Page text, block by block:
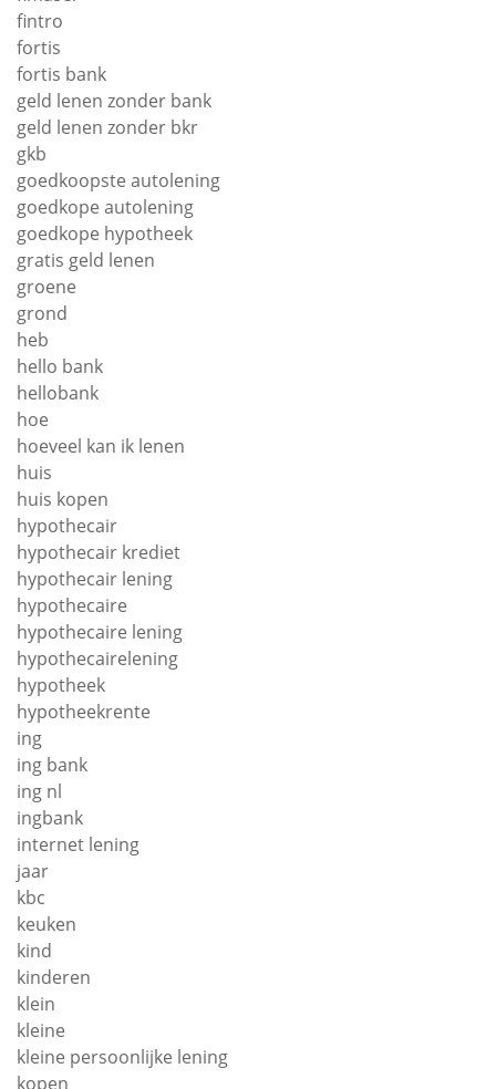
fintro
fortis
fortis bank
geld lenen zonder bank
geld lenen zonder bkr
gkb
goedkoopste autolening
goedkope autolening
goedkope hypotheek
gratis geld lenen
groene
grond
heb
hello bank
hellobank
hoe
hoeveel kan ik lenen
huis
huis kopen
hypothecair
hypothecair krediet
hypothecair lening
hypothecaire
hypothecaire lening
hypothecairelening
hypotheek
hypotheekrente
ing
ing bank
ing nl
ingbank
internet lening
jaar
kbc
keuken
kind
kinderen
klein
kleine
kleine persoonlijke lening
kopen